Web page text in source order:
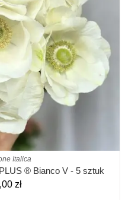
Italica
® Bianco V - 5 sztuk
zł